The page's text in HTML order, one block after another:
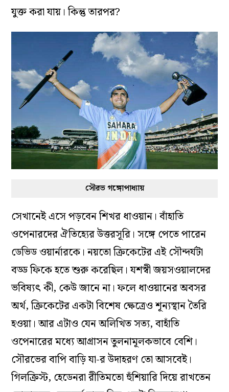
যুক্ত করা যায়। কিন্তু তারপর?
সৌরভ গঙ্গোপাধ্যায়
সেখানেই এসে পড়বেন শিখর ধাওয়ান। বাঁহাতি
ওপেনারদের ঐতিহ্যের উত্তরসূরি। সঙ্গে পেতে পারেন
ডেভিড ওয়ার্নারকে। নয়তো ক্রিকেটের এই সৌন্দর্যটা
বড্ড ফিকে হতে শুরু করেছিল। যশস্বী জয়সওয়ালদের
ভবিষ্যৎ কী, কেউ জানে না। ফলে ধাওয়ানের অবসর
অর্থ, ক্রিকেটের একটা বিশেষ ক্ষেত্রেও শূন্যস্থান তৈরি
হওয়া। আর এটাও যেন অলিখিত সত্য, বাহাঁতি
ওপেনারের মধ্যে আগ্রাসন তুলনামূলকভাবে বেশি।
সৌরভের বাপি বাড়ি যা-র উদাহরণ তো আসবেই।
গিলক্রিস্ট, হেডেনরা রীতিমতো হুঁশিয়ারি দিয়ে রাখতেন